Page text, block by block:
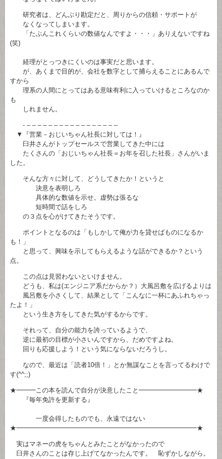
研究者は、どんぶり勘定だと、周りからの信頼・サポートが
なくなってしまいます。
「たぶんこれくらいの数値なんですよ・・・」ありえないですね
(笑)
経理がとっつきにくいのは事実だと思います。
が、あくまで目的が、会社を数字として捕らえることにあるんで
すから
理系の人間にとってはある意味有利に入っていけるところなのか
も
しれません。
- – – – – – – – – – – – – – – – – –
▼『営業－おじいちゃん社長に対しては！』
臼井さんがトップセールスで営業してきた中には
たくさんの「おじいちゃん社長＝お年を召した社長」さんがいま
した。
そんな方々に対して、どうしてきたか！というと
決意を表明しろ
具体的な数値を示せ。虚勢は張るな
短時間で話をしろ
の３点を心がけてきたそうです。
ポイントとなるのは「もしかして俺が力を貸せばものになるか
も！」
と思って、興味を示してもらえるような話ができるか？という
点。
この点は見習わないといけません。
どうも、私は(エンジニア系だからか？）大風呂敷を広げるよりは
風呂敷を小さくして、結果として「こんなに一杯にあふれちゃっ
たよ！」
という生き方をしてきた気がするからです。
それって、自分の能力を誇っているようで、
逆に最初の目標が小さいんですから、だめですよね。
回りも応援しよう！という気にならないだろうし。
なので、最近は「読者10倍！」とか無謀なことを言ってるわけで
す(^^;;)
★━━━この本を読んで自分が決意したこと━━━━━━━━━★
『毎年免許を更新する』
一度会得したものでも、永遠ではない
★━━━━━━━━━━━━━━━━━━━━━━━━━━━━★
実はマネーの虎をちゃんとみたことがなかったので
臼井さんのことは存じ上げてなかったんです。 恥ずかしながら。